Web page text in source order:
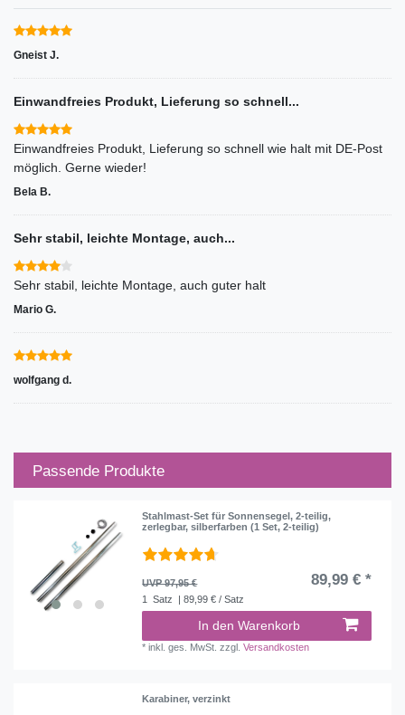
Gneist J.
Einwandfreies Produkt, Lieferung so schnell...
Einwandfreies Produkt, Lieferung so schnell wie halt mit DE-Post
möglich. Gerne wieder!
Bela B.
Sehr stabil, leichte Montage, auch...
Sehr stabil, leichte Montage, auch guter halt
Mario G.
wolfgang d.
Passende Produkte
Stahlmast-Set für Sonnensegel, 2-teilig,
zerlegbar, silberfarben (1 Set, 2-teilig)
UVP 97,95 € 89,99 € *
1 Satz | 89,99 € / Satz
In den Warenkorb
*inkl. ges. MwSt. zzgl.Versandkosten
Karabiner, verzinkt